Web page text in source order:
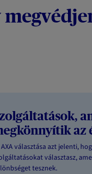
az
AXA választása azt jelenti,
választasz,
tesznek.